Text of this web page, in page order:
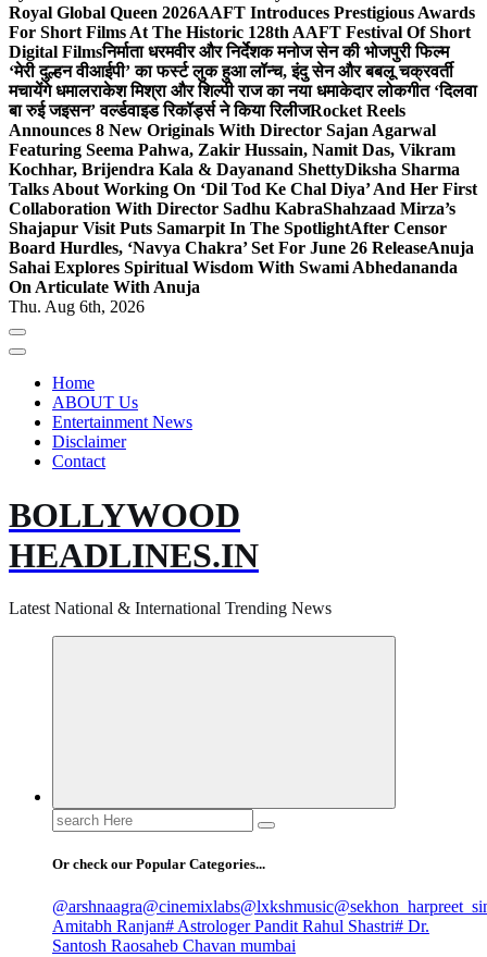
Royal Global Queen 2026AAFT Introduces Prestigious Awards
For Short Films At The Historic 128th AAFT Festival Of Short
Digital Filmsनिर्माता धरमवीर और निर्देशक मनोज सेन की भोजपुरी फिल्म
‘मेरी दुल्हन वीआईपी’ का फर्स्ट लुक हुआ लॉन्च, इंदु सेन और बबलू चक्रवर्ती
मचायेंगे धमालराकेश मिश्रा और शिल्पी राज का नया धमाकेदार लोकगीत ‘दिलवा
बा रुई जइसन’ वर्ल्डवाइड रिकॉर्ड्स ने किया रिलीजRocket Reels
Announces 8 New Originals With Director Sajan Agarwal
Featuring Seema Pahwa, Zakir Hussain, Namit Das, Vikram
Kochhar, Brijendra Kala & Dayanand ShettyDiksha Sharma
Talks About Working On ‘Dil Tod Ke Chal Diya’ And Her First
Collaboration With Director Sadhu KabraShahzaad Mirza’s
Shajapur Visit Puts Samarpit In The SpotlightAfter Censor
Board Hurdles, ‘Navya Chakra’ Set For June 26 ReleaseAnuja
Sahai Explores Spiritual Wisdom With Swami Abhedananda
On Articulate With Anuja
Thu. Aug 6th, 2026
Home
ABOUT Us
Entertainment News
Disclaimer
Contact
BOLLYWOOD
HEADLINES.IN
Latest National & International Trending News
Search
for:
Or check our Popular Categories...
@arshnaagra@cinemixlabs@lxkshmusic
Amitabh Ranjan# Astrologer Pandit Rahul Shastri# Dr.
Santosh Raosaheb Chavan mumbai